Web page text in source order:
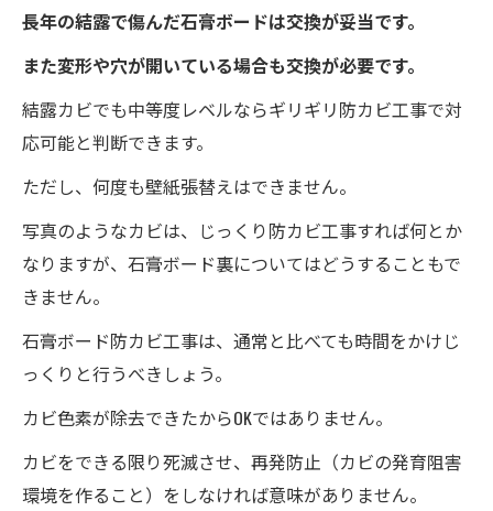
長年の結露で傷んだ石膏ボードは交換が妥当です。
また変形や穴が開いている場合も交換が必要です。
結露カビでも中等度レベルならギリギリ防カビ工事で対
応可能と判断できます。
ただし、何度も壁紙張替えはできません。
写真のようなカビは、じっくり防カビ工事すれば何とか
なりますが、石膏ボード裏についてはどうすることもで
きません。
石膏ボード防カビ工事は、通常と比べても時間をかけじ
っくりと行うべきしょう。
カビ色素が除去できたからOKではありません。
カビをできる限り死滅させ、再発防止（カビの発育阻害
環境を作ること）をしなければ意味がありません。